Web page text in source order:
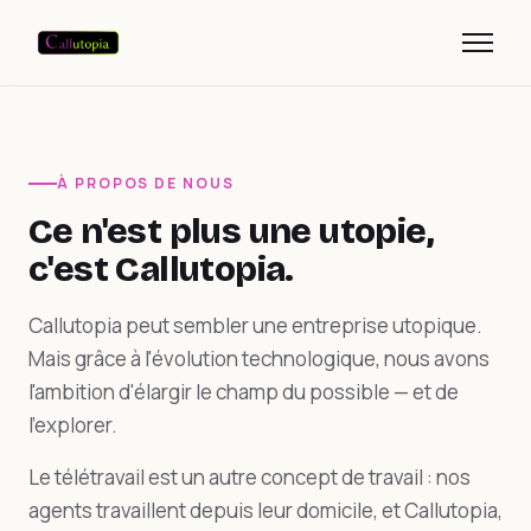
À PROPOS DE NOUS
Ce n'est plus une utopie,
c'est Callutopia.
Callutopia peut sembler une entreprise utopique.
Mais grâce à l'évolution technologique, nous avons
l'ambition d'élargir le champ du possible — et de
l'explorer.
Le télétravail est un autre concept de travail : nos
agents travaillent depuis leur domicile, et Callutopia,